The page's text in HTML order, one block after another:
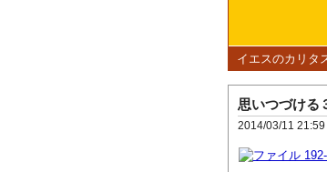
イエスのカリタ
思いつづける
2014/03/11 21:59